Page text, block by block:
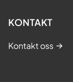
KONTAKT
Kontakt oss